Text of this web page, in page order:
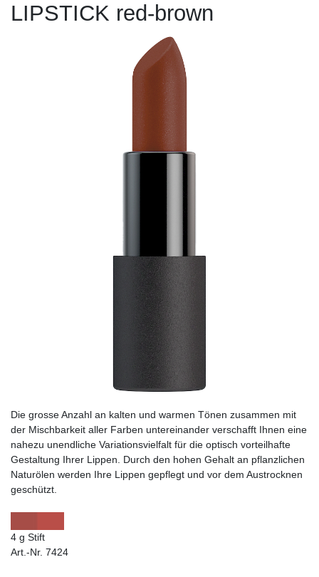
LIPSTICK red-brown
Die grosse Anzahl an kalten und warmen Tönen zusammen mit
der Mischbarkeit aller Farben untereinander verschafft Ihnen eine
nahezu unendliche Variationsvielfalt für die optisch vorteilhafte
Gestaltung Ihrer Lippen. Durch den hohen Gehalt an pflanzlichen
Naturölen werden Ihre Lippen gepflegt und vor dem Austrocknen
geschützt.
4 g Stift
Art.-Nr. 7424